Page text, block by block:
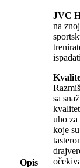
Opis
JVC
na
sa
uho za
koje